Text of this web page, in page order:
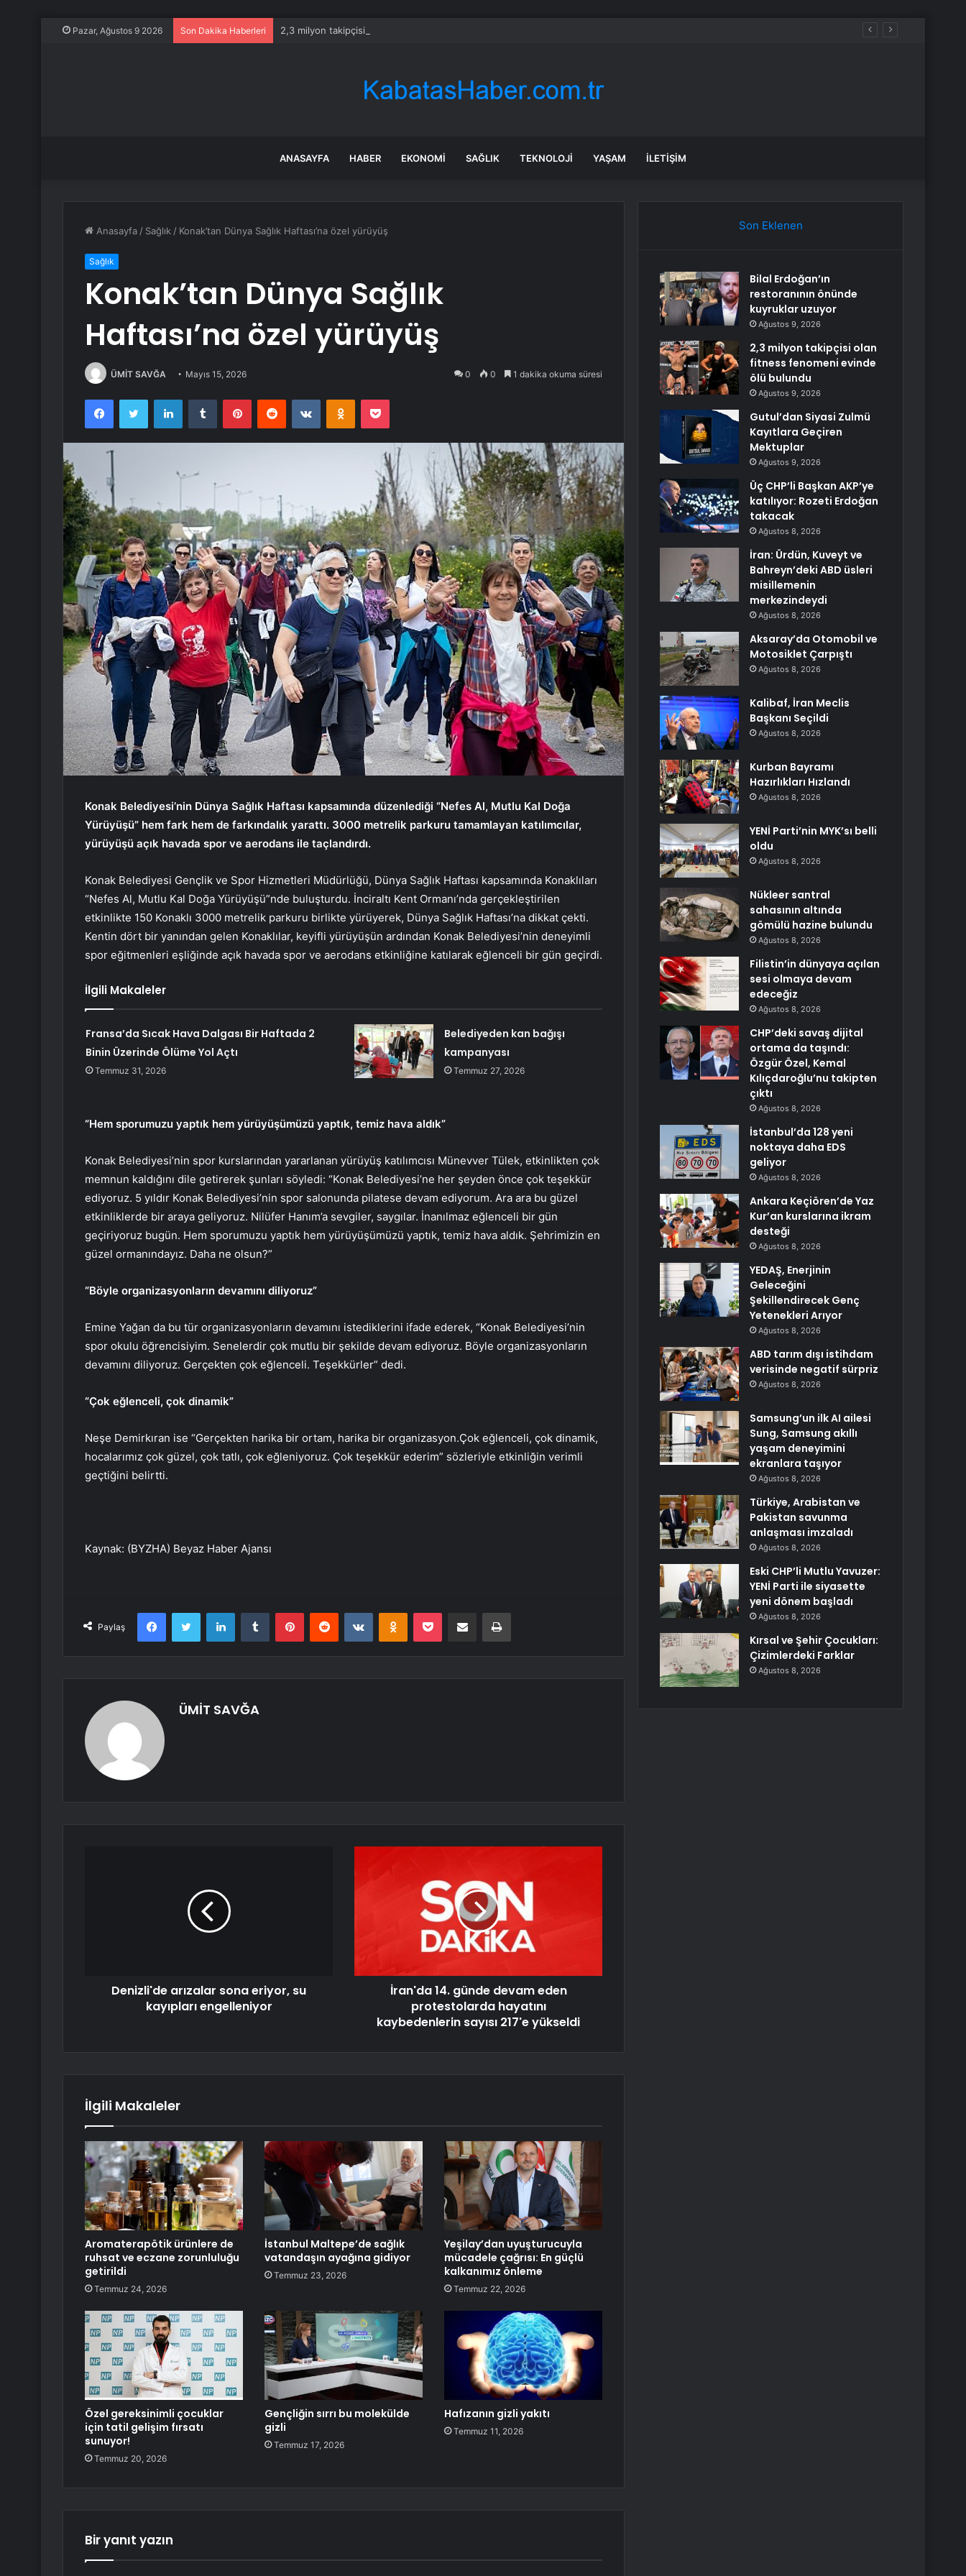
Pazar, Ağustos 9 2026 Son Dakika Haberleri 2,3 milyon takipçisi olan fitness fenomeni evinde ölü bulundu
ANASAYFA HABER EKONOMI SAĞLIK TEKNOLOJI YAŞAM İLETIŞIM
Anasayfa / Sağlık / Konak’tan Dünya Sağlık Haftası’na özel yürüyüş
Sağlık
Konak’tan Dünya Sağlık
Haftası’na özel yürüyüş
ÜMİT SAVĞA Mayıs 15, 2026 0 0 1 dakika okuma süresi
FacebookTwitter LinkedInTumblr PinterestReddit VKontakteOdnoklassniki
Pocket
Konak Belediyesi’nin Dünya Sağlık Haftası kapsamında düzenlediği “Nefes Al, Mutlu Kal Doğa
Yürüyüşü” hem fark hem de farkındalık yarattı. 3000 metrelik parkuru tamamlayan katılımcılar,
yürüyüşü açık havada spor ve aerodans ile taçlandırdı.
Konak Belediyesi Gençlik ve Spor Hizmetleri Müdürlüğü, Dünya Sağlık Haftası kapsamında Konaklıları
“Nefes Al, Mutlu Kal Doğa Yürüyüşü”nde buluşturdu. İnciraltı Kent Ormanı’nda gerçekleştirilen
etkinlikte 150 Konaklı 3000 metrelik parkuru birlikte yürüyerek, Dünya Sağlık Haftası’na dikkat çekti.
Kentin dört bir yanından gelen Konaklılar, keyifli yürüyüşün ardından Konak Belediyesi’nin deneyimli
spor eğitmenleri eşliğinde açık havada spor ve aerodans etkinliğine katılarak eğlenceli bir gün geçirdi.
İlgili Makaleler
Fransa’da Sıcak Hava Dalgası Bir Haftada 2
Binin Üzerinde Ölüme Yol Açtı
Temmuz 31, 2026
Belediyeden kan bağışı
kampanyası
Temmuz 27, 2026
“Hem sporumuzu yaptık hem yürüyüşümüzü yaptık, temiz hava aldık”
Konak Belediyesi’nin spor kurslarından yararlanan yürüyüş katılımcısı Münevver Tülek, etkinlikten çok
memnun kaldığını dile getirerek şunları söyledi: “Konak Belediyesi’ne her şeyden önce çok teşekkür
ediyoruz. 5 yıldır Konak Belediyesi’nin spor salonunda pilatese devam ediyorum. Ara ara bu güzel
etkinliklerde bir araya geliyoruz. Nilüfer Hanım’a sevgiler, saygılar. İnanılmaz eğlenceli bir gün
geçiriyoruz bugün. Hem sporumuzu yaptık hem yürüyüşümüzü yaptık, temiz hava aldık. Şehrimizin en
güzel ormanındayız. Daha ne olsun?”
“Böyle organizasyonların devamını diliyoruz”
Emine Yağan da bu tür organizasyonların devamını istediklerini ifade ederek, “Konak Belediyesi’nin
spor okulu öğrencisiyim. Senelerdir çok mutlu bir şekilde devam ediyoruz. Böyle organizasyonların
devamını diliyoruz. Gerçekten çok eğlenceli. Teşekkürler” dedi.
“Çok eğlenceli, çok dinamik”
Neşe Demirkıran ise “Gerçekten harika bir ortam, harika bir organizasyon.Çok eğlenceli, çok dinamik,
hocalarımız çok güzel, çok tatlı, çok eğleniyoruz. Çok teşekkür ederim” sözleriyle etkinliğin verimli
geçtiğini belirtti.
Kaynak: (BYZHA) Beyaz Haber Ajansı
Paylaş
FacebookTwitter LinkedInTumblr PinterestReddit VKontakteOdnoklassniki
Pocket E-Posta ile paylaş Yazdır
ÜMİT SAVĞA
Denizli'de arızalar sona eriyor, su
kayıpları engelleniyor
İran'da 14. günde devam eden
protestolarda hayatını
kaybedenlerin sayısı 217'e yükseldi
İlgili Makaleler
Aromaterapötik ürünlere de
ruhsat ve eczane zorunluluğu
getirildi
Temmuz 24, 2026
İstanbul Maltepe’de sağlık
vatandaşın ayağına gidiyor
Temmuz 23, 2026
Yeşilay’dan uyuşturucuyla
mücadele çağrısı: En güçlü
kalkanımız önleme
Temmuz 22, 2026
Özel gereksinimli çocuklar
için tatil gelişim fırsatı
sunuyor!
Temmuz 20, 2026
Gençliğin sırrı bu molekülde
gizli
Temmuz 17, 2026
Hafızanın gizli yakıtı
Temmuz 11, 2026
Bir yanıt yazın
Son Eklenen
Bilal Erdoğan’ın
restoranının önünde
kuyruklar uzuyor
Ağustos 9, 2026
2,3 milyon takipçisi olan
fitness fenomeni evinde
ölü bulundu
Ağustos 9, 2026
Gutul’dan Siyasi Zulmü
Kayıtlara Geçiren
Mektuplar
Ağustos 9, 2026
Üç CHP’li Başkan AKP’ye
katılıyor: Rozeti Erdoğan
takacak
Ağustos 8, 2026
İran: Ürdün, Kuveyt ve
Bahreyn’deki ABD üsleri
misillemenin
merkezindeydi
Ağustos 8, 2026
Aksaray’da Otomobil ve
Motosiklet Çarpıştı
Ağustos 8, 2026
Kalibaf, İran Meclis
Başkanı Seçildi
Ağustos 8, 2026
Kurban Bayramı
Hazırlıkları Hızlandı
Ağustos 8, 2026
YENİ Parti’nin MYK’sı belli
oldu
Ağustos 8, 2026
Nükleer santral
sahasının altında
gömülü hazine bulundu
Ağustos 8, 2026
Filistin’in dünyaya açılan
sesi olmaya devam
edeceğiz
Ağustos 8, 2026
CHP’deki savaş dijital
ortama da taşındı:
Özgür Özel, Kemal
Kılıçdaroğlu’nu takipten
çıktı
Ağustos 8, 2026
İstanbul’da 128 yeni
noktaya daha EDS
geliyor
Ağustos 8, 2026
Ankara Keçiören’de Yaz
Kur’an kurslarına ikram
desteği
Ağustos 8, 2026
YEDAŞ, Enerjinin
Geleceğini
Şekillendirecek Genç
Yetenekleri Arıyor
Ağustos 8, 2026
ABD tarım dışı istihdam
verisinde negatif sürpriz
Ağustos 8, 2026
Samsung’un ilk AI ailesi
Sung, Samsung akıllı
yaşam deneyimini
ekranlara taşıyor
Ağustos 8, 2026
Türkiye, Arabistan ve
Pakistan savunma
anlaşması imzaladı
Ağustos 8, 2026
Eski CHP’li Mutlu Yavuzer:
YENİ Parti ile siyasette
yeni dönem başladı
Ağustos 8, 2026
Kırsal ve Şehir Çocukları:
Çizimlerdeki Farklar
Ağustos 8, 2026